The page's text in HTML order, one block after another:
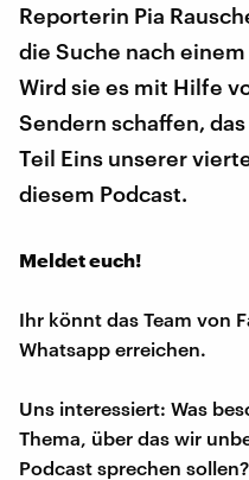
Reporterin Pia
die Suche nach
Wird sie es mit Hilfe
Sendern schaffen,
Teil Eins unserer
diesem Podcast.
Meldet euch!
Ihr könnt das Team von
Whatsapp erreichen.
Uns interessiert: Was
Thema, über das wir
Podcast sprechen sollen?